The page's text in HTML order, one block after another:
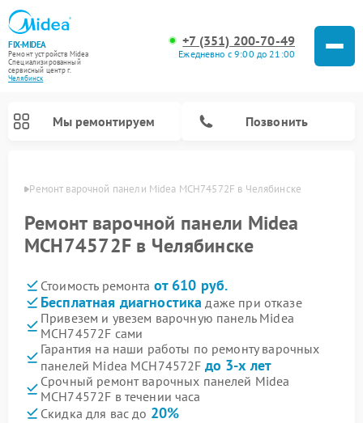
FIX-MIDEA
Ремонт устройств Midea
Специализированный
cервисный центр г.
Челябинск
+7 (351) 200-70-49
Ежедневно с 9:00 до 21:00
Мы ремонтируем Позвонить
Ремонт варочной панели Midea MCH74572F в Челябинске
Ремонт варочной панели Midea
MCH74572F в Челябинске
Стоимость ремонта от 610 руб.
Бесплатная диагностика даже при отказе
Привезем и увезем варочную панель Midea
MCH74572F сами
Гарантия на наши работы по ремонту варочных
панелей Midea MCH74572F до 3-х лет
Срочный ремонт варочных панелей Midea
MCH74572F в течении часа
Скидка для вас до 20%